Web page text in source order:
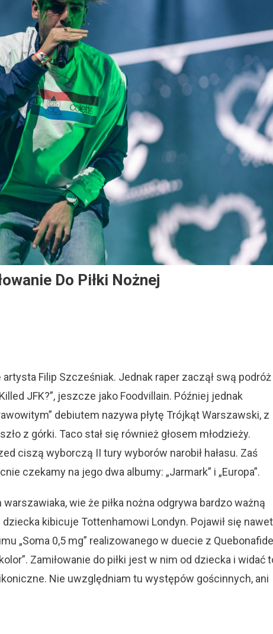
Do Piłki Nożnej
Filip Szcześniak. Jednak raper zaczął swą podróż
JFK?”, jeszcze jako Foodvillain. Później jednak
debiutem nazywa płytę Trójkąt Warszawski, z
z górki. Taco stał się również głosem młodzieży.
ciszą wyborczą II tury wyborów narobił hałasu. Zaś
czekamy na jego dwa albumy: „Jarmark” i „Europa”.
wie że piłka nożna odgrywa bardzo ważną
kibicuje Tottenhamowi Londyn. Pojawił się nawet
„Soma 0,5 mg” realizowanego w duecie z
Zamiłowanie do piłki jest w nim od dziecka i widać
Nie uwzględniam tu występów gościnnych, ani